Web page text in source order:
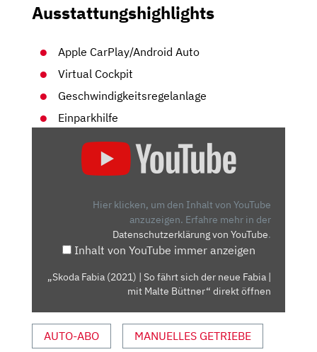
Ausstattungshighlights
Apple CarPlay/Android Auto
Virtual Cockpit
Geschwindigkeitsregelanlage
Einparkhilfe
NEUE
MIT
MALTE
Hier klicken, um den Inhalt von YouTube
anzuzeigen. Erfahre mehr in der
Datenschutzerklärung von YouTube.
Inhalt von YouTube immer anzeigen
„Skoda Fabia (2021) | So fährt sich der neue Fabia |
mit Malte Büttner“ direkt öffnen
AUTO-ABO MANUELLES GETRIEBE